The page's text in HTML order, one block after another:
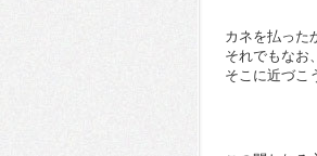
カネを払った
それでもなお
そこに近づこ